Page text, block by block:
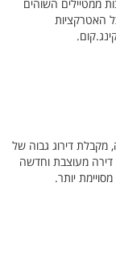
ממטיילים השוהים
האטרקציות
מקבלת דירוג גבוה של
דירה מעוצבת וחדשה